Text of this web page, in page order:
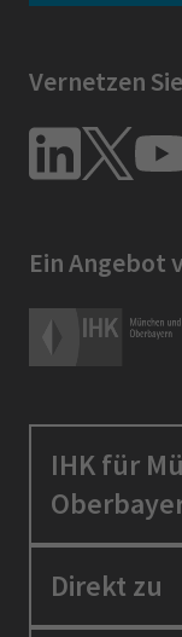
Vernetzen
Ein Angebot
IHK für
Ausbildung
Direkt zu